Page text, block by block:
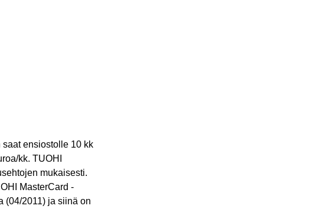
ensiostolle 10 kk
kk. TUOHI
mukaisesti.
MasterCard -
(04/2011) ja siinä on